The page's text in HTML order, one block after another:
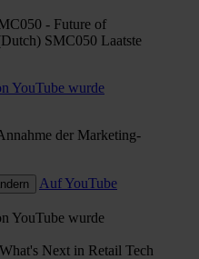
- Future of
SMC050 Laatste
YouTube wurde
der Marketing-
Auf YouTube
YouTube wurde
Next in Retail Tech